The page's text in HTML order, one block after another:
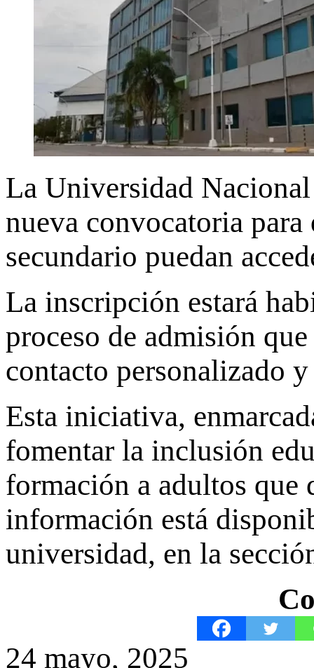
La Universidad
nueva convocatoria
secundario puedan
La inscripción estará
proceso de admisión
contacto personalizado
Esta iniciativa,
fomentar la inclusión
formación a adultos que
información está
universidad, en la
24 mayo, 2025